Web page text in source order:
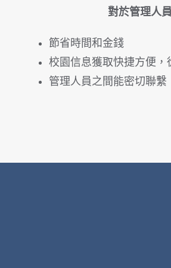
對於管理人員
節省時間和金錢
校園信息獲取快捷方便，
管理人員之間能密切聯繫